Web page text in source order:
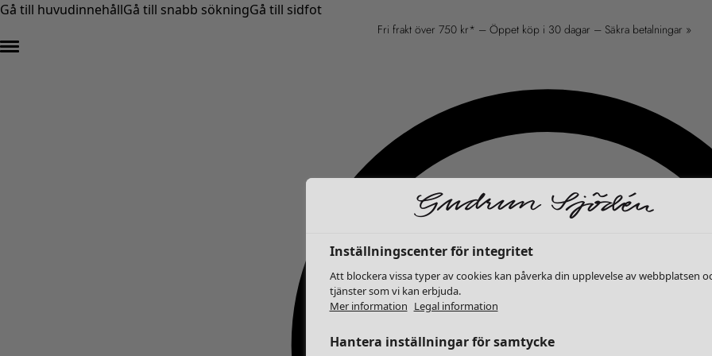
Gå till huvudinnehållGå till snabb sökningGå till sidfot
Fri frakt över 750 kr* – Öppet köp i 30 dagar – Säkra betalningar »
Inställningscenter för integritet
Att blockera vissa typer av cookies kan påverka din upplevelse av webbplatsen
tjänster som vi kan erbjuda.
Mer information Legal information
Hantera inställningar för samtycke